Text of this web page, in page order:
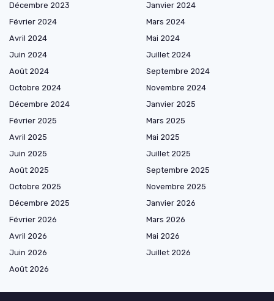
Décembre 2023
Janvier 2024
Février 2024
Mars 2024
Avril 2024
Mai 2024
Juin 2024
Juillet 2024
Août 2024
Septembre 2024
Octobre 2024
Novembre 2024
Décembre 2024
Janvier 2025
Février 2025
Mars 2025
Avril 2025
Mai 2025
Juin 2025
Juillet 2025
Août 2025
Septembre 2025
Octobre 2025
Novembre 2025
Décembre 2025
Janvier 2026
Février 2026
Mars 2026
Avril 2026
Mai 2026
Juin 2026
Juillet 2026
Août 2026